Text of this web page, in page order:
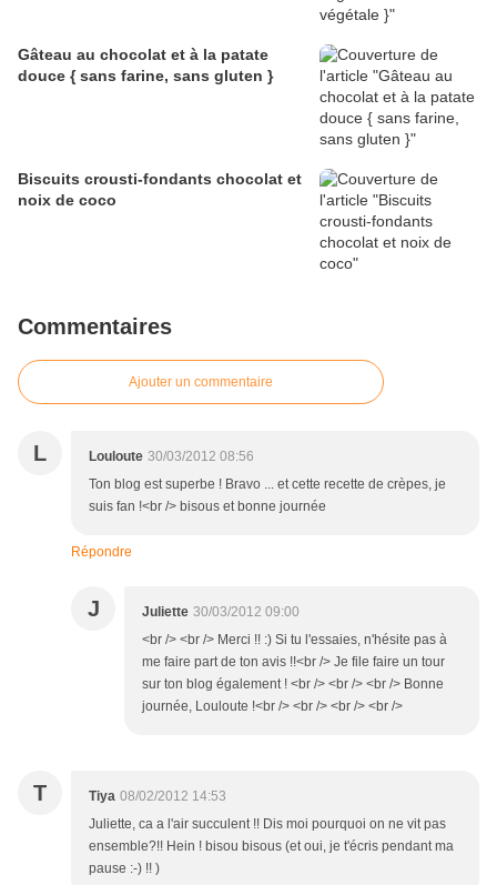
Gâteau au chocolat et à la patate
douce { sans farine, sans gluten }
Biscuits crousti-fondants chocolat et
noix de coco
Commentaires
Ajouter un commentaire
L Louloute 30/03/2012 08:56
Ton blog est superbe ! Bravo ... et cette recette de crèpes, je
suis fan !<br /> bisous et bonne journée
Répondre
J Juliette 30/03/2012 09:00
<br /> <br /> Merci !! :) Si tu l'essaies, n'hésite pas à
me faire part de ton avis !!<br /> Je file faire un tour
sur ton blog également ! <br /> <br /> <br /> Bonne
journée, Louloute !<br /> <br /> <br /> <br />
T Tiya 08/02/2012 14:53
Juliette, ca a l'air succulent !! Dis moi pourquoi on ne vit pas
ensemble?!! Hein ! bisou bisous (et oui, je t'écris pendant ma
pause :-) !! )